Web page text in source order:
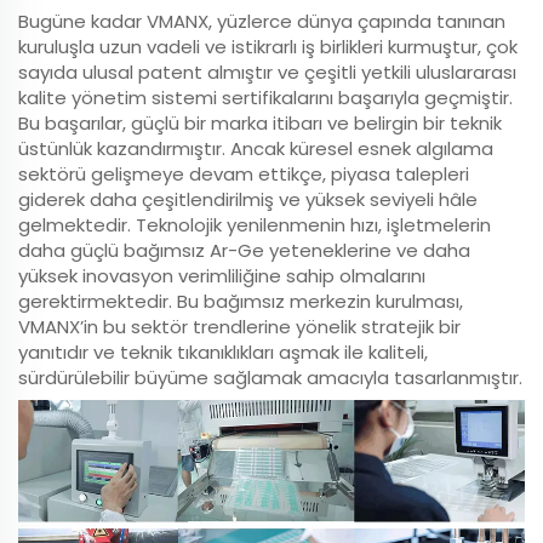
Bugüne kadar VMANX, yüzlerce dünya çapında tanınan
kuruluşla uzun vadeli ve istikrarlı iş birlikleri kurmuştur, çok
sayıda ulusal patent almıştır ve çeşitli yetkili uluslararası
kalite yönetim sistemi sertifikalarını başarıyla geçmiştir.
Bu başarılar, güçlü bir marka itibarı ve belirgin bir teknik
üstünlük kazandırmıştır. Ancak küresel esnek algılama
sektörü gelişmeye devam ettikçe, piyasa talepleri
giderek daha çeşitlendirilmiş ve yüksek seviyeli hâle
gelmektedir. Teknolojik yenilenmenin hızı, işletmelerin
daha güçlü bağımsız Ar-Ge yeteneklerine ve daha
yüksek inovasyon verimliliğine sahip olmalarını
gerektirmektedir. Bu bağımsız merkezin kurulması,
VMANX’in bu sektör trendlerine yönelik stratejik bir
yanıtıdır ve teknik tıkanıklıkları aşmak ile kaliteli,
sürdürülebilir büyüme sağlamak amacıyla tasarlanmıştır.